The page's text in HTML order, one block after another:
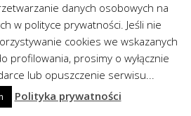
dodałem kody
komórkowe
danych osobowych na
w polityce prywatności. Jeśli nie
cookies we wskazanych
profilowania, prosimy o wyłącznie
lub opuszczenie serwisu...
Polityka prywatności